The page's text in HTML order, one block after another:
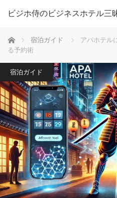
ビジホ侍のビジネスホテル三
ホーム 宿泊ガイド
アパホテル
る予約術
宿泊ガイド